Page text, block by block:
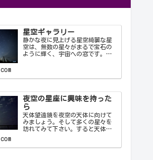
星空ギャラリー
静かな夜に見上げる星空綺麗な星
空は、無数の星々がまるで宝石の
ように輝く、宇宙への窓です。静
感…
夜空の星座に興味を持った
ら
天体望遠鏡を夜空の天体に向けて
みましょう。そして多くの星々を
訪れてみて下さい。すると天体望
色々なメッセージをあなたに伝え